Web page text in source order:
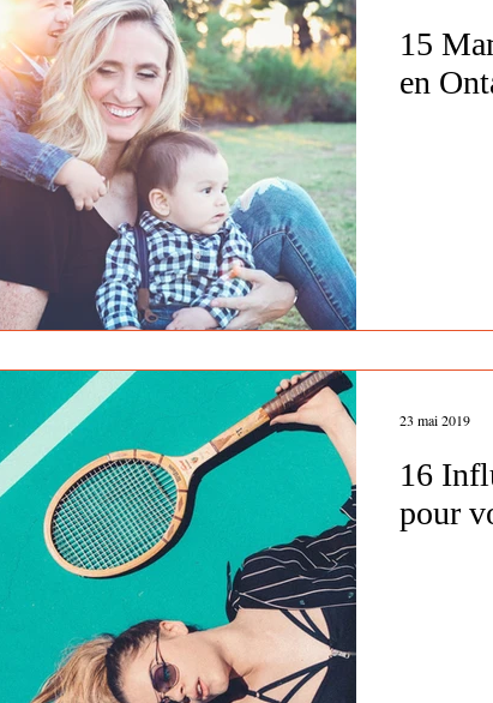
15
en
16
pour
23 mai 2019